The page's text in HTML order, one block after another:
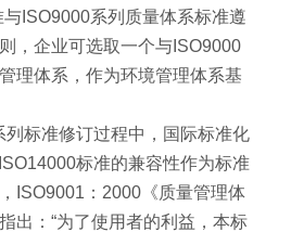
与ISO9000系列质量体系标准遵
，企业可选取一个与ISO9000
理体系，作为环境管理体系基
标准修订过程中，国际标准化
标准的兼容性作为标准
ISO9001：2000《质量管理体
出：“为了使用者的利益，本标